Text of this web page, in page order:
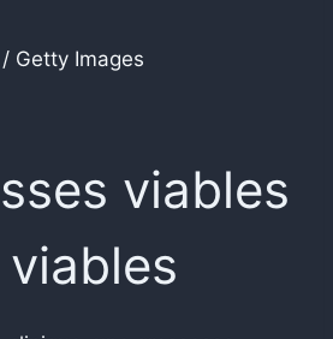
Getty Images
viables